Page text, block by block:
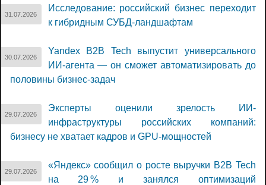
31.07.2026
Исследование: российский бизнес переходит
к гибридным СУБД-ландшафтам
30.07.2026
Yandex B2B Tech выпустит универсального
ИИ-агента — он сможет автоматизировать до
половины бизнес-задач
29.07.2026
Эксперты оценили зрелость ИИ-
инфраструктуры российских компаний:
бизнесу не хватает кадров и GPU-мощностей
29.07.2026
«Яндекс» сообщил о росте выручки B2B Tech
на 29 % и занялся оптимизаций